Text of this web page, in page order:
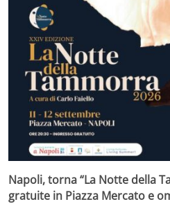
Napoli, torna “La Notte della
gratuite in Piazza Mercato e